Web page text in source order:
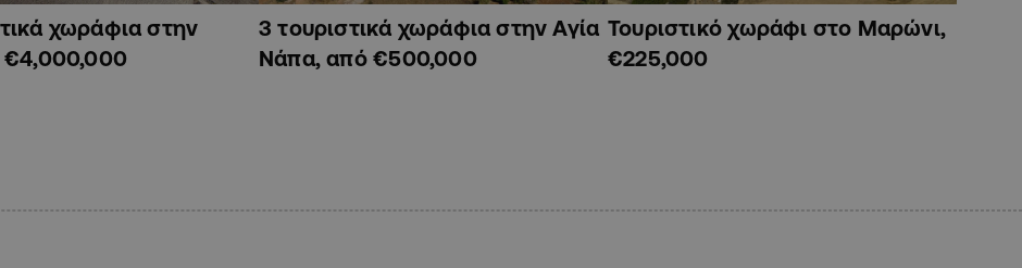
χωράφια στην
€4,000,000
3 τουριστικά χωράφια στην Αγία
Νάπα, από €500,000
Τουριστικό χωράφι στο Μαρώνι,
€225,000